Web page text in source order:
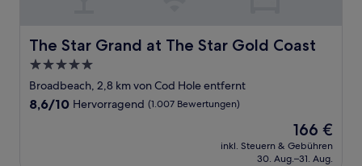
The Star Grand at The Star Gold Coast
The Star Grand at The Star Gold Coast
5.0-
Sterne-
Unterkunft
Broadbeach, 2,8 km von Cod Hole entfernt
8.6
8,6/10 Hervorragend (1.007 Bewertungen)
Der
Preis
beträgt
166 €
inkl. Steuern & Gebühren
30. Aug.–31. Aug.